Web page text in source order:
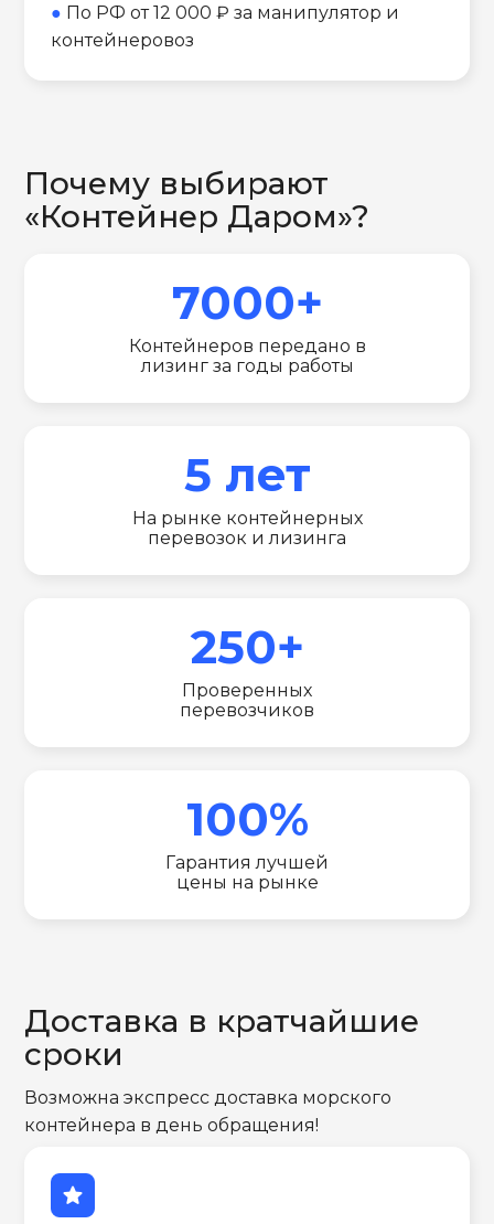
● По РФ от 12 000 ₽ за манипулятор и
контейнеровоз
Почему выбирают
«Контейнер Даром»?
7000+
Контейнеров передано в
лизинг за годы работы
5 лет
На рынке контейнерных
перевозок и лизинга
250+
Проверенных
перевозчиков
100%
Гарантия лучшей
цены на рынке
Доставка в кратчайшие
сроки
Возможна экспресс доставка морского
контейнера в день обращения!
star